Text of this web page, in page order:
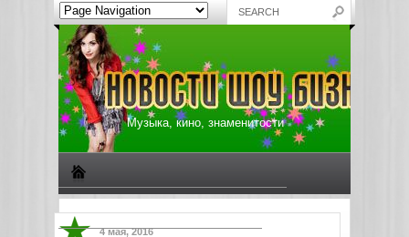
Музыка, кино, знаменитости
4 мая, 2016